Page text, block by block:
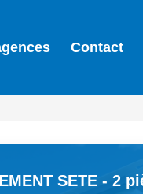
Contact
SETE - 2